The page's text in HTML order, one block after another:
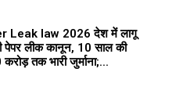
Leak law 2026 देश में लागू
पेपर लीक कानून, 10 साल की
तक भारी जुर्माना;...